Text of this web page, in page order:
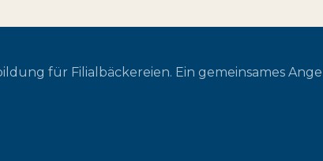
für Filialbäckereien. Ein gemeinsames